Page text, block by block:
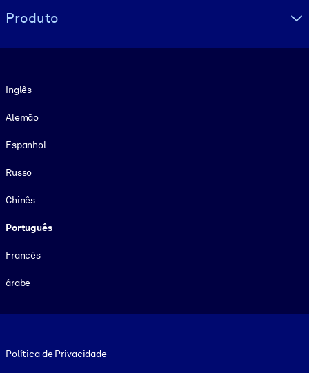
Produto
Inglês
Alemão
Espanhol
Russo
Chinês
Português
Francês
árabe
Política de Privacidade